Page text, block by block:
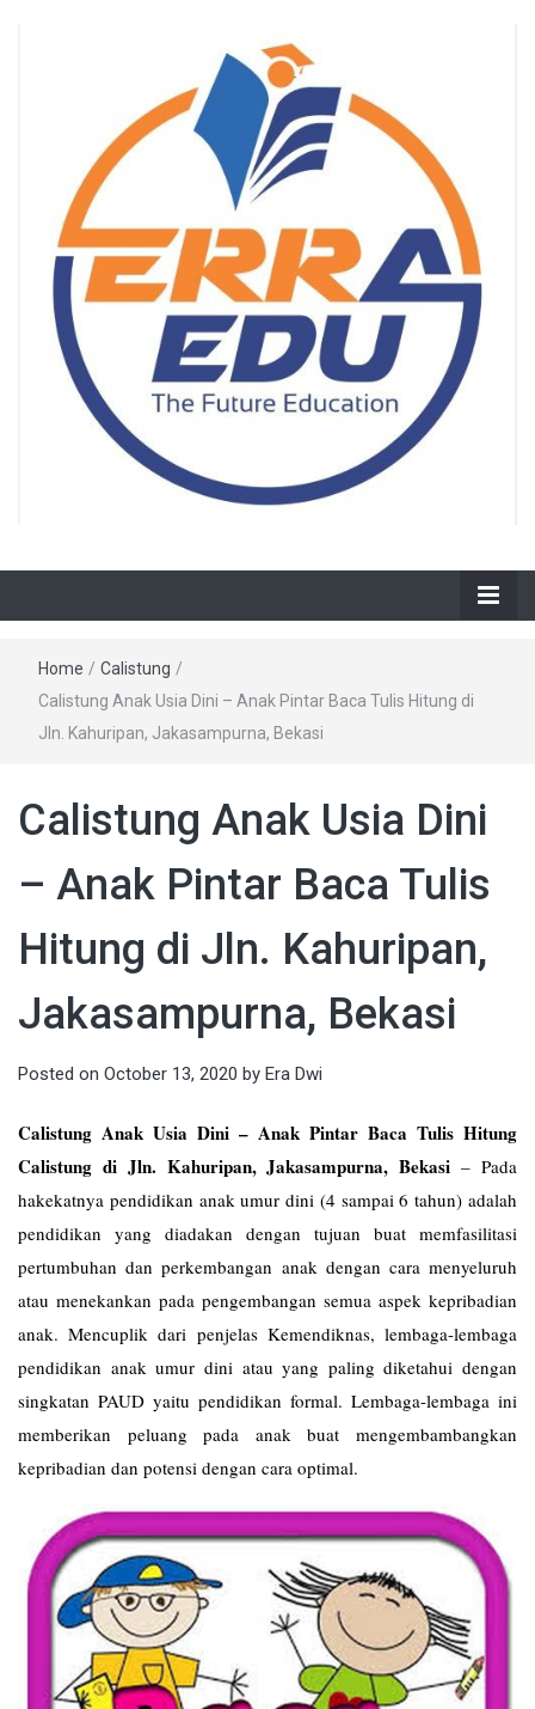
Home / Calistung /
Calistung Anak Usia Dini – Anak Pintar Baca Tulis Hitung di
Jln. Kahuripan, Jakasampurna, Bekasi
Calistung Anak Usia Dini
– Anak Pintar Baca Tulis
Hitung di Jln. Kahuripan,
Jakasampurna, Bekasi
Posted on October 13, 2020 by Era Dwi
Calistung Anak Usia Dini – Anak Pintar Baca Tulis Hitung
Calistung di Jln. Kahuripan, Jakasampurna, Bekasi –Pada
hakekatnya pendidikan anak umur dini (4 sampai 6 tahun) adalah
pendidikan yang diadakan dengan tujuan buat memfasilitasi
pertumbuhan dan perkembangan anak dengan cara menyeluruh
atau menekankan pada pengembangan semua aspek kepribadian
anak. Mencuplik dari penjelas Kemendiknas, lembaga-lembaga
pendidikan anak umur dini atau yang paling diketahui dengan
singkatan PAUD yaitu pendidikan formal. Lembaga-lembaga ini
memberikan peluang pada anak buat mengembambangkan
kepribadian dan potensi dengan cara optimal.